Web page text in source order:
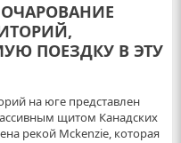
ОЧАРОВАНИЕ
ПОЕЗДКУ В ЭТУ
на юге представлен
щитом Канадских
рекой Mckenzie, которая